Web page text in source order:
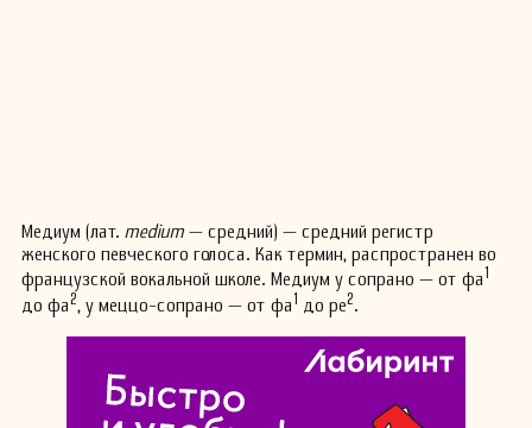
Медиум (лат. medium — средний) — средний регистр
женского певческого голоса. Как термин, распространен во
французской вокальной школе. Медиум у сопрано — от фа 1
до фа2, у меццо-сопрано — от фа 1 до ре2.